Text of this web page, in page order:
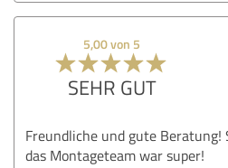
5,00 von 5
SEHR GUT
Freundliche und gute Beratung!
das Montageteam war super!